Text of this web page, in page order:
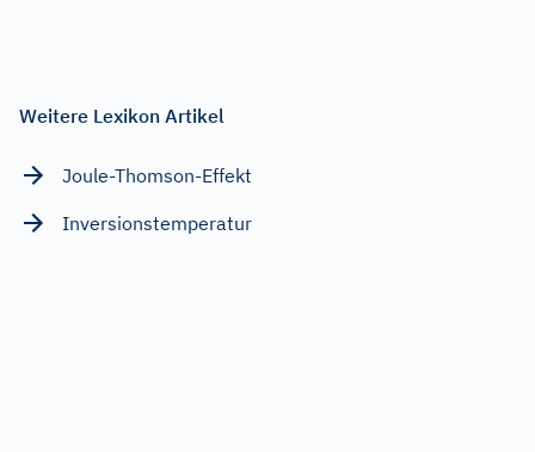
Weitere Lexikon Artikel
Joule-Thomson-Effekt
Inversionstemperatur